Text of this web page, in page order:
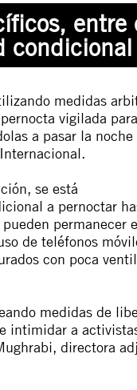
entre
medidas a
pernocta vigilada para
a pasar la
se está
a pernoctar
permanecer
de teléfonos
con poca
medidas de
intimidar a a
directora a